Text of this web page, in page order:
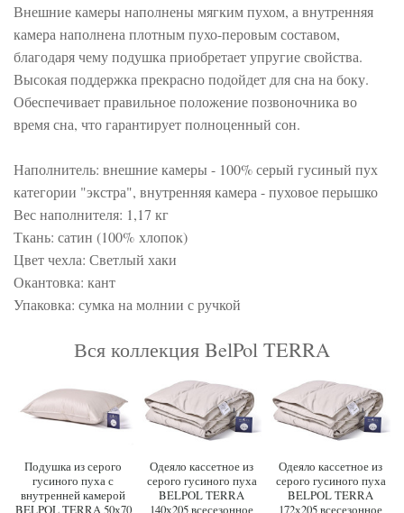
Внешние камеры наполнены мягким пухом, а внутренняя
камера наполнена плотным пухо-перовым составом,
благодаря чему подушка приобретает упругие свойства.
Высокая поддержка прекрасно подойдет для сна на боку.
Обеспечивает правильное положение позвоночника во
время сна, что гарантирует полноценный сон.
Наполнитель: внешние камеры - 100% серый гусиный пух
категории "экстра", внутренняя камера - пуховое перышко
Вес наполнителя: 1,17 кг
Ткань: сатин (100% хлопок)
Цвет чехла: Светлый хаки
Окантовка: кант
Упаковка: сумка на молнии с ручкой
Вся коллекция BelPol TERRA
Подушка из серого
гусиного пуха с
внутренней камерой
BELPOL TERRA 50х70
Одеяло кассетное из
серого гусиного пуха
BELPOL TERRA
140х205 всесезонное
Одеяло кассетное из
серого гусиного пуха
BELPOL TERRA
172х205 всесезонное